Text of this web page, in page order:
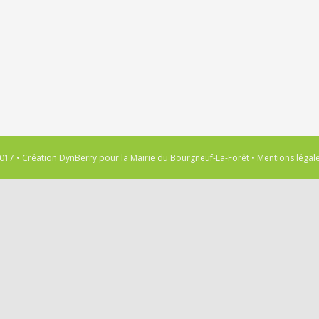
• Création DynBerry pour la Mairie du Bourgneuf-La-Forêt • Mentions